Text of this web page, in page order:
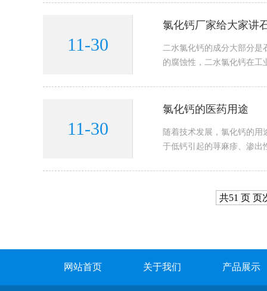
11-30
氯化钙厂家给大家讲
二水氯化钙的成分大部分是
的腐蚀性，二水氯化钙在
11-30
氯化钙的医药用途
随着技术发展，氯化钙的
于低钙引起的荨麻疹、渗出
共51 页 页
网站首页 关于我们 产品展示